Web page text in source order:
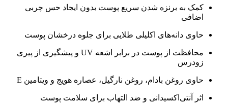
کمک به برنزه شدن سریع پوست بدون ایجاد حس چربی
اضافی
حاوی دانه‌های اکلیلی طلایی برای جلوه درخشان پوست
محافظت از پوست در برابر اشعه UV و پیشگیری از پیری
زودرس
حاوی روغن بادام، روغن نارگیل، عصاره هویج و ویتامین E
اثر آنتی‌اکسیدانی و ضد التهاب برای سلامت پوست